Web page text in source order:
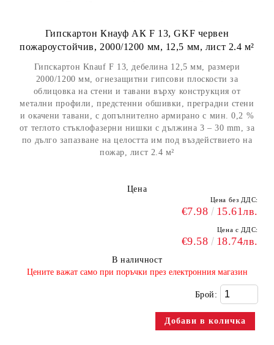
Гипскартон Кнауф АК F 13, GKF червен
пожароустойчив, 2000/1200 мм, 12,5 мм, лист 2.4 м²
Гипскартон Knauf F 13, дебелина 12,5 мм, размери
2000/1200 мм, огнезащитни гипсови плоскости за
облицовка на стени и тавани върху конструкция от
метални профили, предстенни обшивки, преградни стени
и окачени тавани, с допълнително армирано с мин. 0,2 %
от теглото стъклофазерни нишки с дължина 3 – 30 mm, за
по дълго запазване на целостта им под въздействието на
пожар, лист 2.4 м²
Цена
Цена без ДДС:
€7.98 15.61лв.
Цена с ДДС:
€9.58 18.74лв.
В наличност
​Цените важат само при поръчки през електронния магазин
Брой: